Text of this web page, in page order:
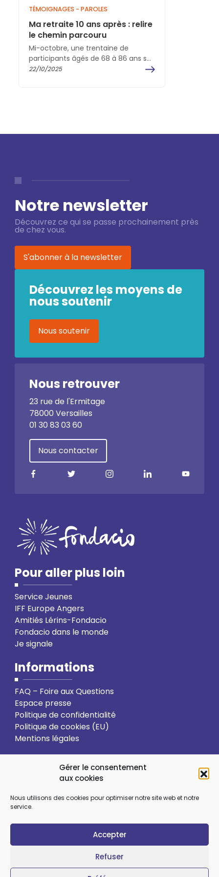
Gérer le consentement
aux cookies
Nous utilisons des cookies pour optimiser notre site web et notre
service.
Accepter
Refuser
TÉMOIGNAGES - PAROLES
Ma retraite 10 ans après : relire
le chemin parcouru
Mi-octobre, une trentaine de
participants âgés de 68 à 86 ans se
sont retrouvés pour la session "Ma
22/10/2025
Notre newsletter
Découvrez ce qui se passe prochainement près
de chez vous.
S'abonner à la newsletter
Découvrez les moyens de
nous soutenir
Nous soutenir
Nous retrouver
23 rue de l'Ermitage
78000 Versailles
01 30 83 03 60
Nous contacter
Pour aller plus loin
Service Jeunes
IFF Europe Angers
Amitiés Lérins-Fondacio
Fondacio dans le monde
Je signale
Informations
FAQ – Foire aux Questions
Espace presse
Politique de confidentialité
Politique de cookies (EU)
Mentions légales
Action solidaire Formation
Ecologie intégrale